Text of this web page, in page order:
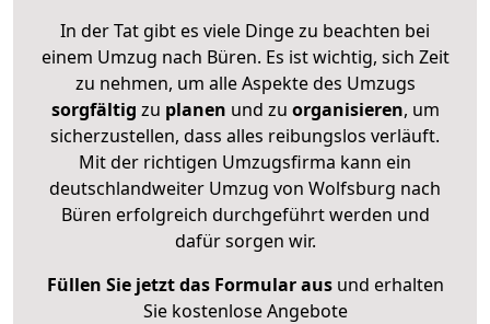
In der Tat gibt es viele Dinge zu beachten bei
einem Umzug nach Büren. Es ist wichtig, sich Zeit
zu nehmen, um alle Aspekte des Umzugs
sorgfältig zu planen und zu organisieren, um
sicherzustellen, dass alles reibungslos verläuft.
Mit der richtigen Umzugsfirma kann ein
deutschlandweiter Umzug von Wolfsburg nach
Büren erfolgreich durchgeführt werden und
dafür sorgen wir.
Füllen Sie jetzt das Formular ausund erhalten
Sie kostenlose Angebote